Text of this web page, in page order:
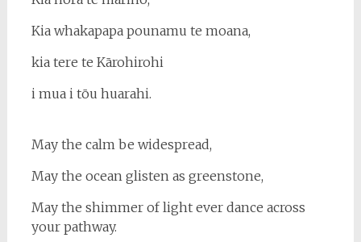
Kia whakapapa pounamu te moana,
kia tere te Kārohirohi
i mua i tōu huarahi.
May the calm be widespread,
May the ocean glisten as greenstone,
May the shimmer of light ever dance across
your pathway.